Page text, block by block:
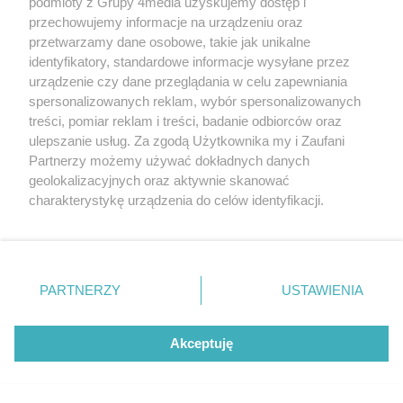
Warsztaty karmienia piersią w
Radomskim Szpitalu
Specjalistycznym (zdjęcia)
Liczba
Data dodania galerii:
07.08.2026
przechowujemy informacje na urządzeniu oraz
przetwarzamy dane osobowe, takie jak unikalne
identyfikatory, standardowe informacje wysyłane przez
urządzenie czy dane przeglądania w celu zapewniania
spersonalizowanych reklam, wybór spersonalizowanych
treści, pomiar reklam i treści, badanie odbiorców oraz
ulepszanie usług. Za zgodą Użytkownika my i Zaufani
Partnerzy możemy używać dokładnych danych
geolokalizacyjnych oraz aktywnie skanować
charakterystykę urządzenia do celów identyfikacji.
zmienić/wycofać klikając przycisk ustawień prywatności
znajdujący się w lewym dolnym rogu strony
. Niektóre
użytkownika, ale masz prawo sprzeciwić się takiemu
przetwarzaniu. Preferencje będą miały zastosowania tylko
PARTNERZY USTAWIENIA
Akceptuję